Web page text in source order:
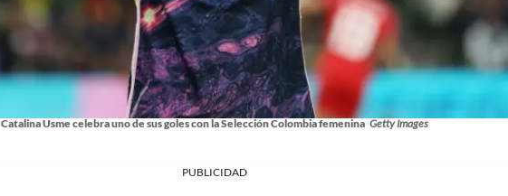
Catalina Usme celebra uno de sus goles con la Selección Colombia femenina Getty Images
PUBLICIDAD